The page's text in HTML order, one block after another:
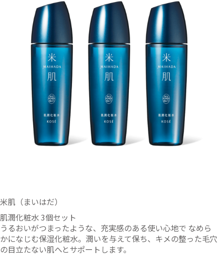
米肌（まいはだ）
肌潤化粧水 3個セット
うるおいがつまったような、充実感のある使い心地で なめら
かになじむ保湿化粧水。潤いを与えて保ち、キメの整った毛穴
の目立たない肌へとサポートします。